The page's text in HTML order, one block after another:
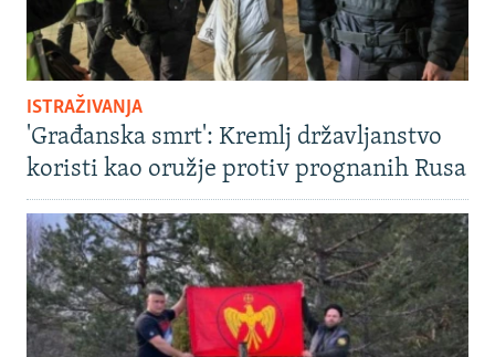
ISTRAŽIVANJA
'Građanska smrt': Kremlj državljanstvo
koristi kao oružje protiv prognanih Rusa